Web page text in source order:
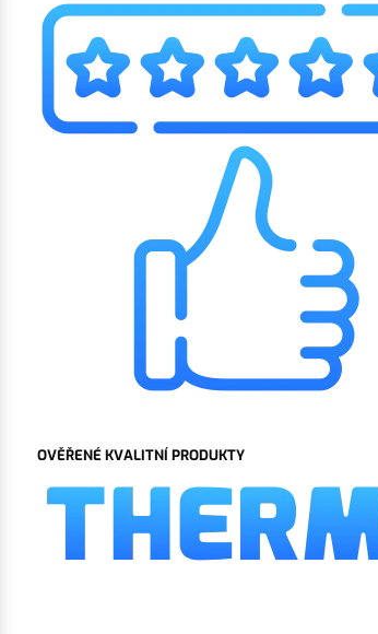
OVĚŘENÉ KVALITNÍ PRODUKTY